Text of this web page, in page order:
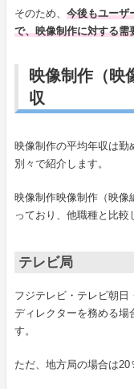
そのため、 今後もユーザ
で、映像制作に対する需
映像制作（映
収
映像制作の平均年収は勤
別々で紹介します。
映像制作映像制作（映像
っており、他職種と比較
テレビ局
フジテレビ・テレビ朝
ディレクターを務める場
す。
ただ、地方局の場合は20